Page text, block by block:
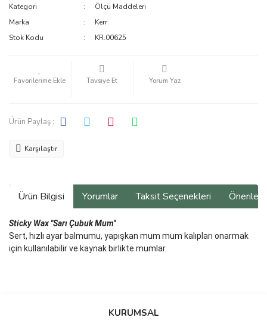
Kategori
Ölçü Maddeleri
Marka
Kerr
Stok Kodu
KR.00625
Tavsiye Et Yorum Yaz
Ürün Paylaş :
Karşılaştır
Ürün Bilgisi Yorumlar Taksit Seçenekleri
Sticky Wax ''Sarı Çubuk Mum''
Sert, hızlı ayar balmumu, yapışkan mum mum kalıpları onarmak
için kullanılabilir ve kaynak birlikte mumlar.
Bu ürüne ilk yorumu siz yapın!
KURUMSAL